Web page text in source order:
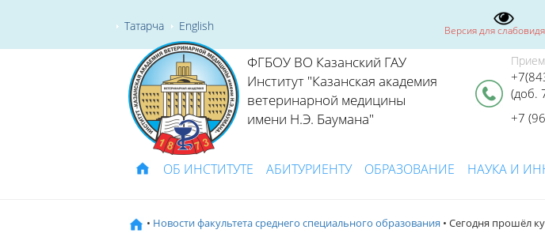
Татарча English Версия для
ФГБОУ ВО Казанский ГАУ
Институт "Казанская академия
ветеринарной медицины
имени Н.Э. Баумана"
(доб.
+7
ОБ ИНСТИТУТЕ АБИТУРИЕНТУ ОБРАЗОВАНИЕ НАУКА И
• Новости факультета среднего специального образования • Сегодня прошёл